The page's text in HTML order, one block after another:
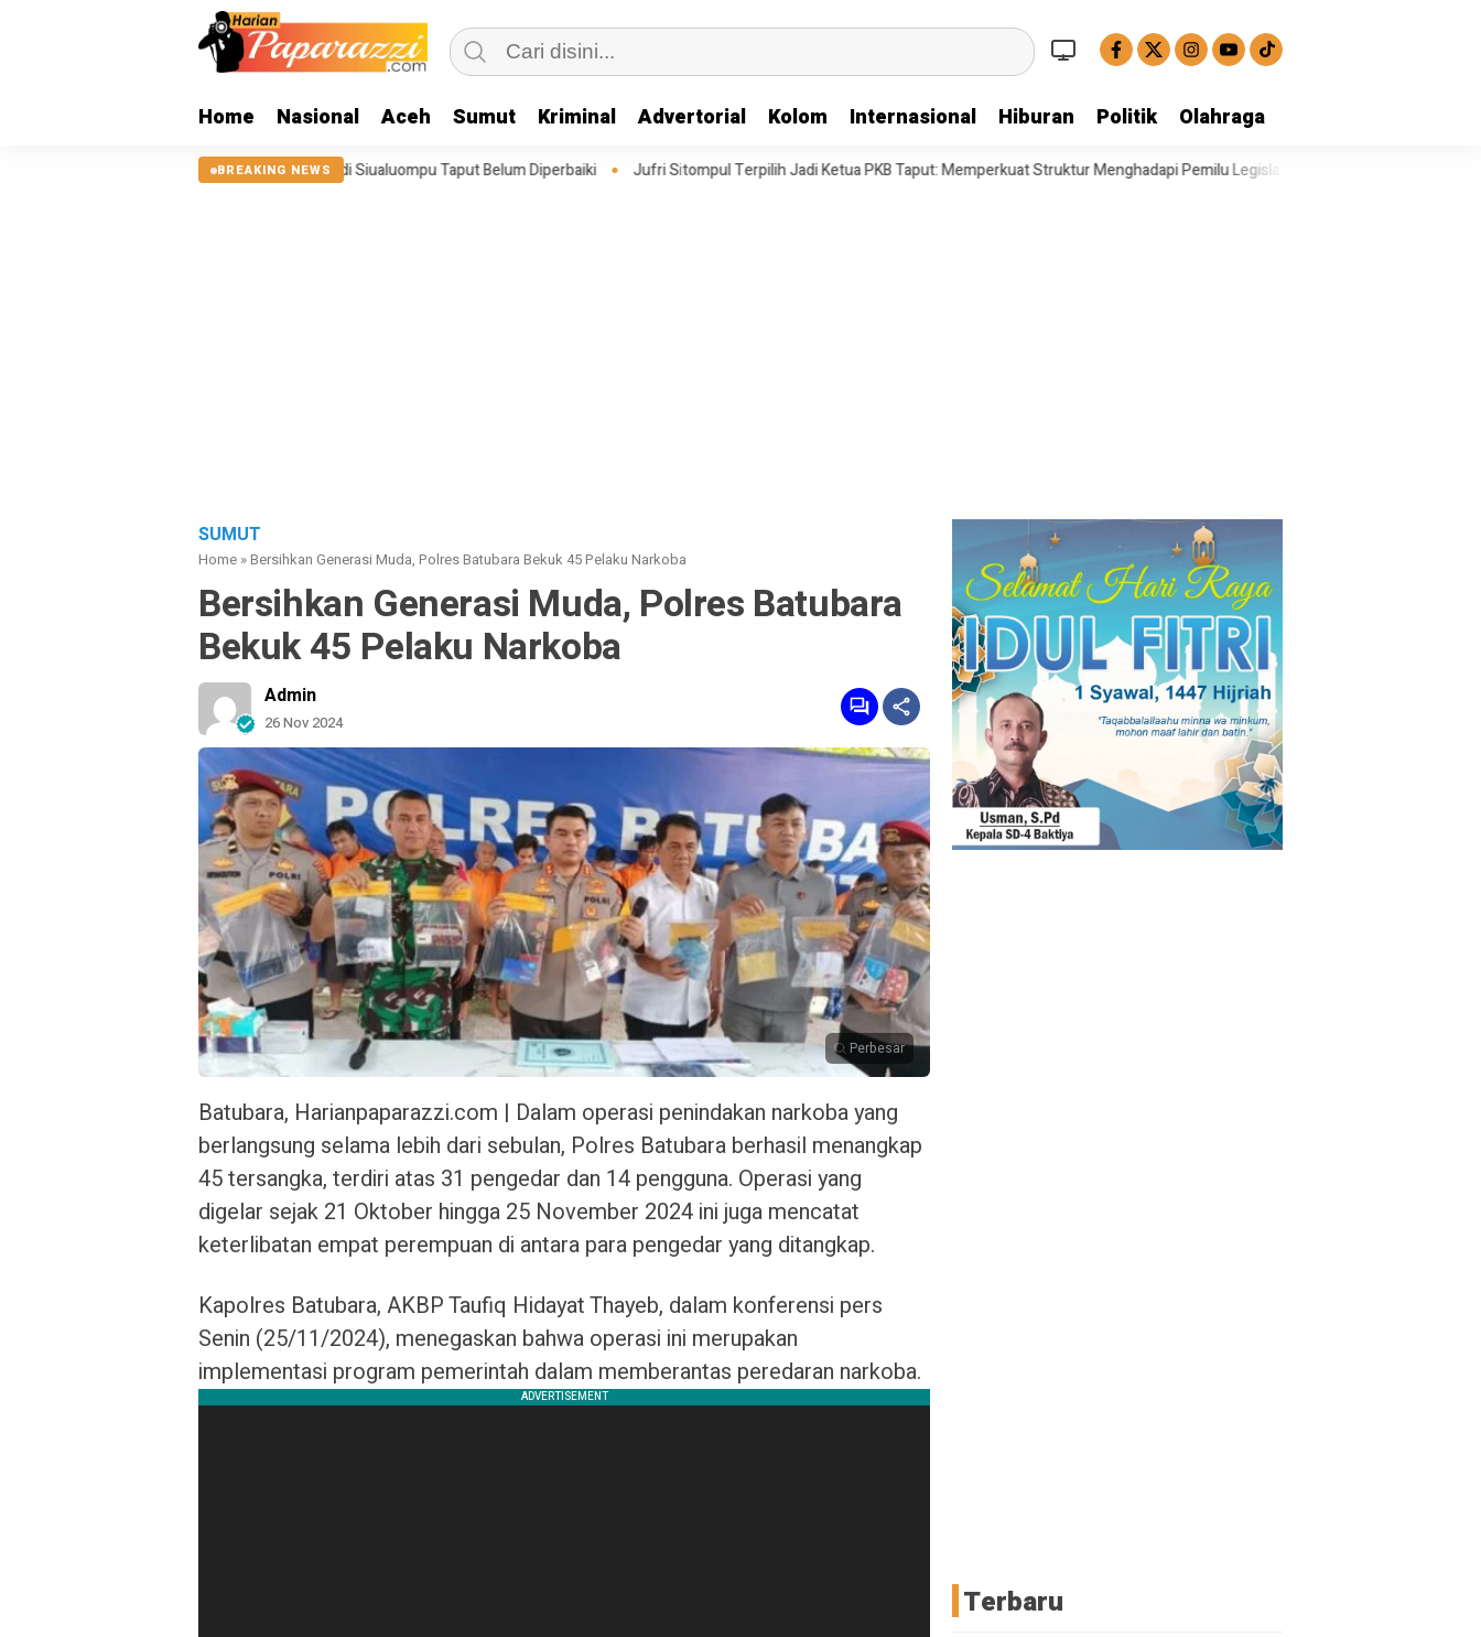
Home Nasional Aceh Sumut Kriminal Advertorial Kolom Internasional Hiburan Politik Olahraga
BREAKING NEWS
Tanggul Sungai Sigeaon di Siualuompu Taput Belum Diperbaiki Jufri Sitompul Terpilih Jadi Ketua PKB Taput: Memperkuat Struktur Menghadapi Pemilu Legislatif Operasi Satresnarkoba Polresta Deli
SUMUT
Home »Bersihkan Generasi Muda, Polres Batubara Bekuk 45 Pelaku Narkoba
Bersihkan Generasi Muda, Polres Batubara
Bekuk 45 Pelaku Narkoba
Admin
26 Nov 2024
Perbesar
Batubara, Harianpaparazzi.com | Dalam operasi penindakan narkoba yang
berlangsung selama lebih dari sebulan, Polres Batubara berhasil menangkap
45 tersangka, terdiri atas 31 pengedar dan 14 pengguna. Operasi yang
digelar sejak 21 Oktober hingga 25 November 2024 ini juga mencatat
keterlibatan empat perempuan di antara para pengedar yang ditangkap.
Kapolres Batubara, AKBP Taufiq Hidayat Thayeb, dalam konferensi pers
Senin (25/11/2024), menegaskan bahwa operasi ini merupakan
implementasi program pemerintah dalam memberantas peredaran narkoba.
Terbaru